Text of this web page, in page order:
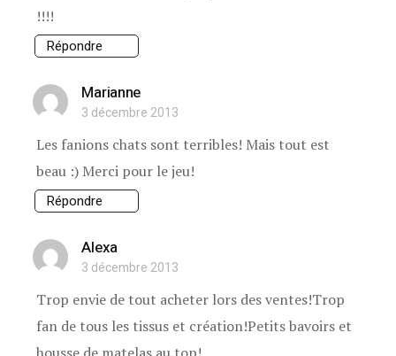
!!!!
Répondre
Marianne
3 décembre 2013
Les fanions chats sont terribles! Mais tout est
beau :) Merci pour le jeu!
Répondre
Alexa
3 décembre 2013
Trop envie de tout acheter lors des ventes!Trop
fan de tous les tissus et création!Petits bavoirs et